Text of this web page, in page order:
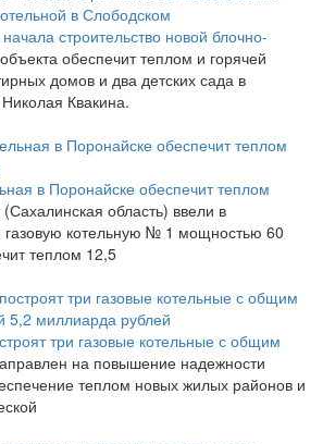
строительство новой блочно-
обеспечит теплом и горячей
домов и два детских сада в
Квакина.
в Поронайске обеспечит теплом
область) ввели в
газовую котельную № 1 мощностью 60
теплом 12,5
три газовые котельные с общим
на повышение надежности
теплом новых жилых районов и